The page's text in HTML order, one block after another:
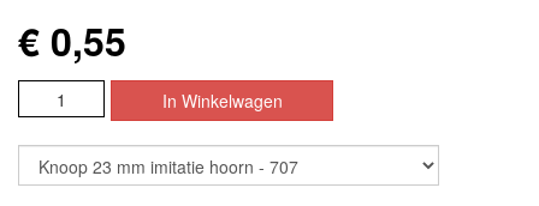
€ 0,55